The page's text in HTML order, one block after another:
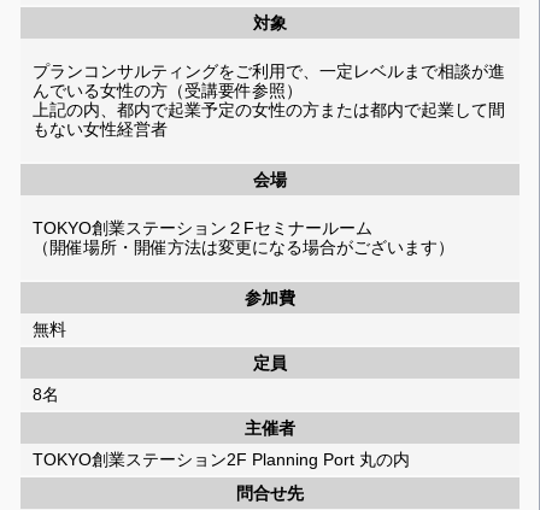
対象
プランコンサルティングをご利用で、一定レベルまで相談が進
んでいる女性の方（受講要件参照）
上記の内、都内で起業予定の女性の方または都内で起業して間
もない女性経営者
会場
TOKYO創業ステーション２Fセミナールーム
（開催場所・開催方法は変更になる場合がございます）
参加費
無料
定員
8名
主催者
TOKYO創業ステーション2F Planning Port 丸の内
問合せ先